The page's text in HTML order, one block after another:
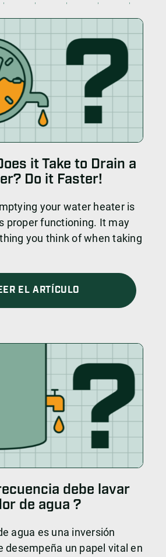
it Take to Drain a
Do it Faster!
your water heater is
proper functioning. It may
you think of when taking
EL ARTÍCULO
debe lavar
de agua ?
agua es una inversión
desempeña un papel vital en